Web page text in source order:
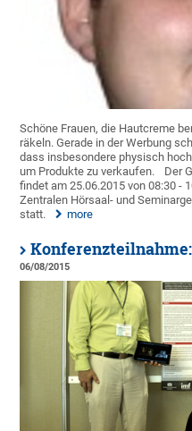
Schöne Frauen, die Hautcreme
räkeln. Gerade in der Werbung
dass insbesondere physisch
um Produkte zu verkaufen.
Der
findet am 25.06.2015 von 08:30 -
Zentralen Hörsaal- und
statt.
more
06/08/2015